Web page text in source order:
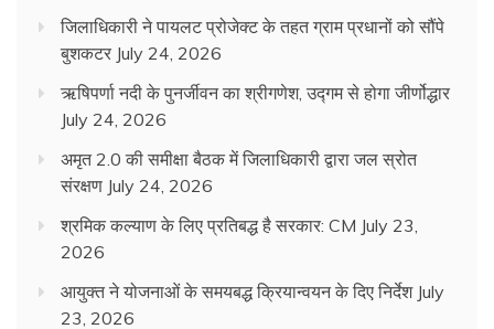
जिलाधिकारी ने पायलट प्रोजेक्ट के तहत ग्राम प्रधानों को सौंपे
बुशकटर July 24, 2026
ऋषिपर्णा नदी के पुनर्जीवन का श्रीगणेश, उद्गम से होगा जीर्णोद्धार
July 24, 2026
अमृत 2.0 की समीक्षा बैठक में जिलाधिकारी द्वारा जल स्रोत
संरक्षण July 24, 2026
श्रमिक कल्याण के लिए प्रतिबद्ध है सरकार: CM July 23,
2026
आयुक्त ने योजनाओं के समयबद्ध क्रियान्वयन के दिए निर्देश July
23, 2026